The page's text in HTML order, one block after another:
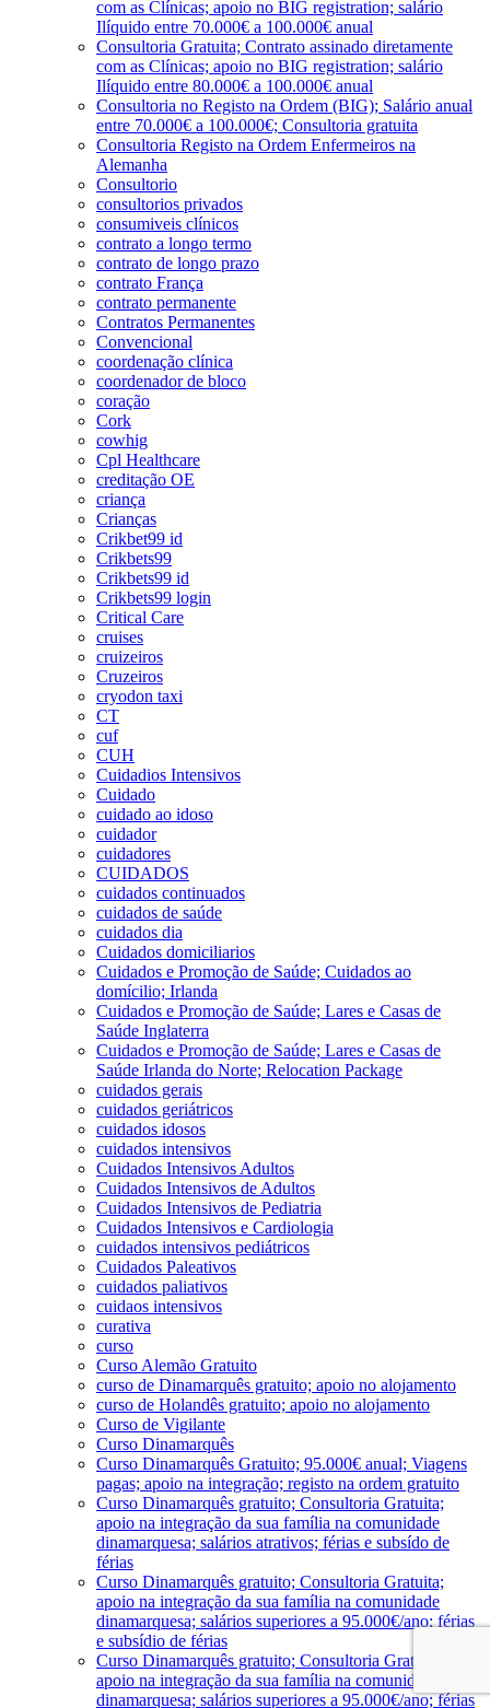
com as Clínicas; apoio no BIG registration; salário
Ilíquido entre 70.000€ a 100.000€ anual
Consultoria Gratuita; Contrato assinado diretamente
com as Clínicas; apoio no BIG registration; salário
Ilíquido entre 80.000€ a 100.000€ anual
Consultoria no Registo na Ordem (BIG); Salário anual
entre 70.000€ a 100.000€; Consultoria gratuita
Consultoria Registo na Ordem Enfermeiros na
Alemanha
Consultorio
consultorios privados
consumiveis clínicos
contrato a longo termo
contrato de longo prazo
contrato França
contrato permanente
Contratos Permanentes
Convencional
coordenação clínica
coordenador de bloco
coração
Cork
cowhig
Cpl Healthcare
creditação OE
criança
Crianças
Crikbet99 id
Crikbets99
Crikbets99 id
Crikbets99 login
Critical Care
cruises
cruizeiros
Cruzeiros
cryodon taxi
CT
cuf
CUH
Cuidadios Intensivos
Cuidado
cuidado ao idoso
cuidador
cuidadores
CUIDADOS
cuidados continuados
cuidados de saúde
cuidados dia
Cuidados domiciliarios
Cuidados e Promoção de Saúde; Cuidados ao
domícilio; Irlanda
Cuidados e Promoção de Saúde; Lares e Casas de
Saúde Inglaterra
Cuidados e Promoção de Saúde; Lares e Casas de
Saúde Irlanda do Norte; Relocation Package
cuidados gerais
cuidados geriátricos
cuidados idosos
cuidados intensivos
Cuidados Intensivos Adultos
Cuidados Intensivos de Adultos
Cuidados Intensivos de Pediatria
Cuidados Intensivos e Cardiologia
cuidados intensivos pediátricos
Cuidados Paleativos
cuidados paliativos
cuidaos intensivos
curativa
curso
Curso Alemão Gratuito
curso de Dinamarquês gratuito; apoio no alojamento
curso de Holandês gratuito; apoio no alojamento
Curso de Vigilante
Curso Dinamarquês
Curso Dinamarquês Gratuito; 95.000€ anual; Viagens
pagas; apoio na integração; registo na ordem gratuito
Curso Dinamarquês gratuito; Consultoria Gratuita;
apoio na integração da sua família na comunidade
dinamarquesa; salários atrativos; férias e subsído de
férias
Curso Dinamarquês gratuito; Consultoria Gratuita;
apoio na integração da sua família na comunidade
dinamarquesa; salários superiores a 95.000€/ano; férias
e subsídio de férias
Curso Dinamarquês gratuito; Consultoria Gratuita;
apoio na integração da sua família na comunidade
dinamarquesa; salários superiores a 95.000€/ano; férias